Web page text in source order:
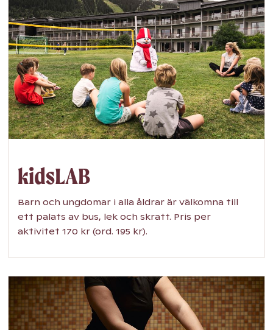
kidsLAB
Barn och ungdomar i alla åldrar är välkomna till
ett palats av bus, lek och skratt. Pris per
aktivitet 170 kr (ord. 195 kr).